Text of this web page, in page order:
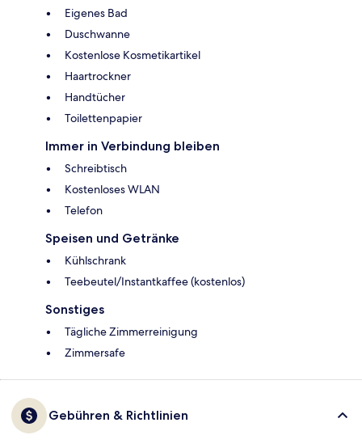
Eigenes Bad
Duschwanne
Kostenlose Kosmetikartikel
Haartrockner
Handtücher
Toilettenpapier
Immer in Verbindung bleiben
Schreibtisch
Kostenloses WLAN
Telefon
Speisen und Getränke
Kühlschrank
Teebeutel/Instantkaffee (kostenlos)
Sonstiges
Tägliche Zimmerreinigung
Zimmersafe
Gebühren & Richtlinien